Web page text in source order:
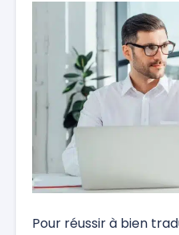
Pour réussir à bien